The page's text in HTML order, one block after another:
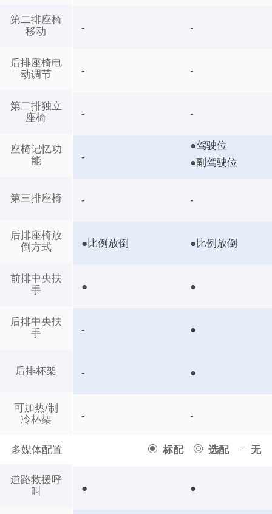
第二排座椅
移动
后排座椅电
动调节
第二排独立
座椅
座椅记忆功
能
第三排座椅
后排座椅放
倒方式
前排中央扶
手
后排中央扶
手
后排杯架
可加热/制
冷杯架
多媒体配置 标配 选配 无
道路救援呼
叫
- -
- -
- -
-
●驾驶位
●副驾驶位
- -
●比例放倒 ●比例放倒
● ●
- ●
- ●
- -
● ●